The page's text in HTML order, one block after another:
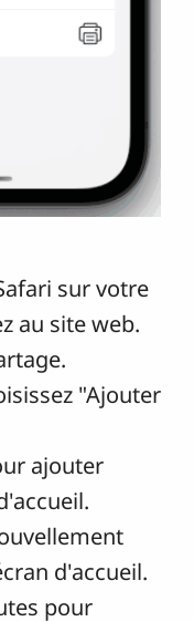
sur votre
au site web.
"Ajouter
ajouter
d'accueil.
pour